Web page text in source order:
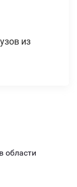
из
области